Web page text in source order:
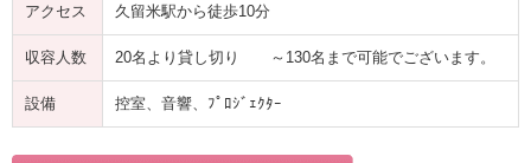
アクセス 久留米駅から徒歩10分
収容人数 20名より貸し切り ～130名まで可能でございます。
設備 控室、音響、ﾌﾟﾛｼﾞｪｸﾀｰ